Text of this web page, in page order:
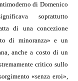
di Domenico
soprattutto
di una concezione
di minoranza» e un
anche a costo di un
critico sullo
«senza eroi»,